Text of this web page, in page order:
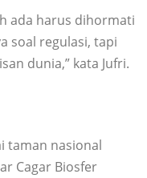
ada harus dihormati
soal regulasi, tapi
dunia,” kata Jufri.
taman nasional
Cagar Biosfer